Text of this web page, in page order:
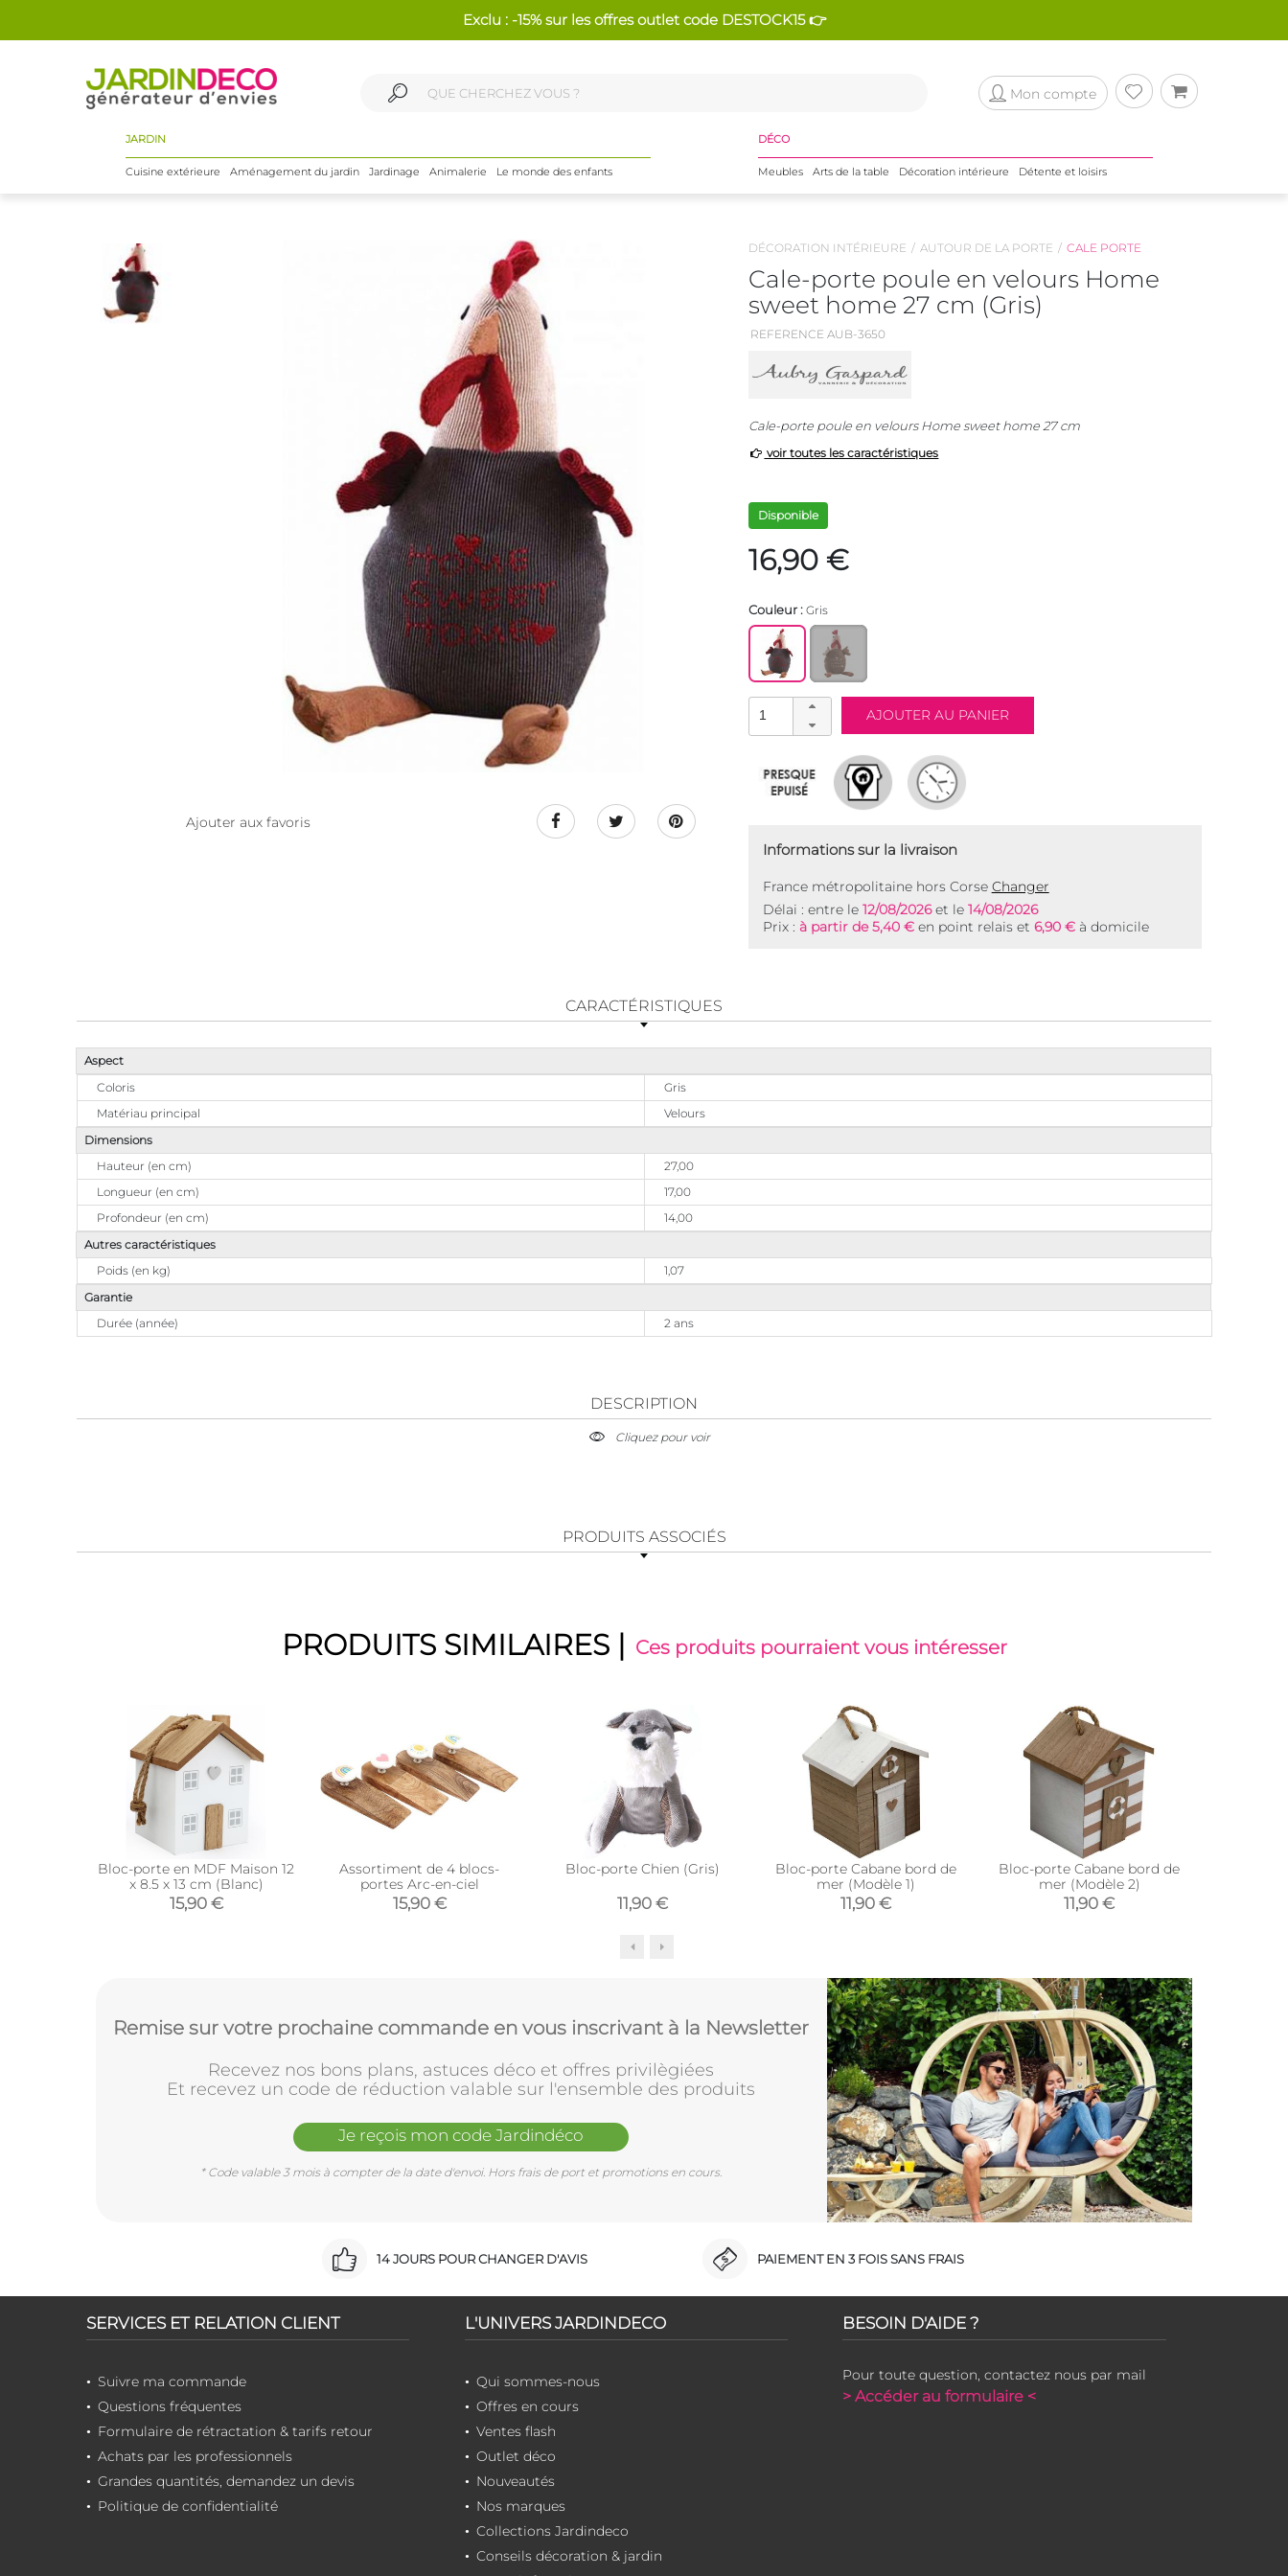
Exclu : -15% sur les offres outlet code DESTOCK15 👉
Mon compte
JARDIN
Cuisine extérieure Aménagement du jardin Jardinage Animalerie Le monde des enfants
DÉCO
Meubles Arts de la table Décoration intérieure Détente et loisirs
Ajouter aux favoris
DÉCORATION INTÉRIEURE AUTOUR DE LA PORTE CALE PORTE
Cale-porte poule en velours Home
sweet home 27 cm (Gris)
REFERENCE AUB-3650
Cale-porte poule en velours Home sweet home 27 cm
voir toutes les caractéristiques
Disponible
16,90 €
Couleur : Gris
Informations sur la livraison
France métropolitaine hors Corse Changer
Délai : entre le 12/08/2026et le 14/08/2026
Prix : à partir de 5,40 € en point relais et 6,90 €à domicile
CARACTÉRISTIQUES
Aspect
Coloris
Gris
Matériau principal
Velours
Dimensions
Hauteur (en cm)
27,00
Longueur (en cm)
17,00
Profondeur (en cm)
14,00
Autres caractéristiques
Poids (en kg)
1,07
Garantie
Durée (année)
2 ans
DESCRIPTION
Cliquez pour voir
PRODUITS ASSOCIÉS
PRODUITS SIMILAIRES | Ces produits pourraient vous intéresser
Bloc-porte en MDF Maison 12
x 8.5 x 13 cm (Blanc)
15,90 €
Assortiment de 4 blocs-
portes Arc-en-ciel
15,90 €
Bloc-porte Chien (Gris)
11,90 €
Bloc-porte Cabane bord de
mer (Modèle 1)
11,90 €
Bloc-porte Cabane bord de
mer (Modèle 2)
11,90 €
Remise sur votre prochaine commande en vous inscrivant à la Newsletter
Recevez nos bons plans, astuces déco et offres privilègiées
Et recevez un code de réduction valable sur l'ensemble des produits
Je reçois mon code Jardindéco
* Code valable 3 mois à compter de la date d'envoi. Hors frais de port et promotions en cours.
14 JOURS POUR CHANGER D'AVIS PAIEMENT EN 3 FOIS SANS FRAIS
SERVICES ET RELATION CLIENT
Suivre ma commande
Questions fréquentes
Formulaire de rétractation & tarifs retour
Achats par les professionnels
Grandes quantités, demandez un devis
Politique de confidentialité
L'UNIVERS JARDINDECO
Qui sommes-nous
Offres en cours
Ventes flash
Outlet déco
Nouveautés
Nos marques
Collections Jardindeco
Conseils décoration & jardin
BESOIN D'AIDE ?
Pour toute question, contactez nous par mail
> Accéder au formulaire <